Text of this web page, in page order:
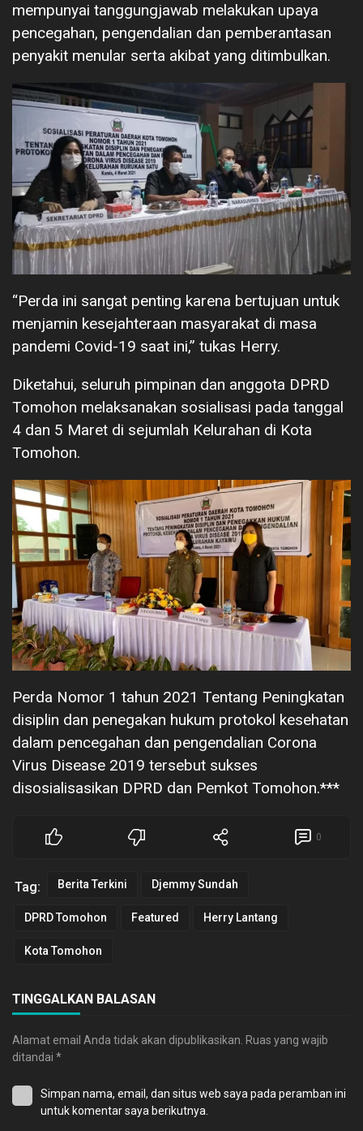
mempunyai tanggungjawab melakukan upaya
pencegahan, pengendalian dan pemberantasan
penyakit menular serta akibat yang ditimbulkan.
“Perda ini sangat penting karena bertujuan untuk
menjamin kesejahteraan masyarakat di masa
pandemi Covid-19 saat ini,” tukas Herry.
Diketahui, seluruh pimpinan dan anggota DPRD
Tomohon melaksanakan sosialisasi pada tanggal
4 dan 5 Maret di sejumlah Kelurahan di Kota
Tomohon.
Perda Nomor 1 tahun 2021 Tentang Peningkatan
disiplin dan penegakan hukum protokol kesehatan
dalam pencegahan dan pengendalian Corona
Virus Disease 2019 tersebut sukses
disosialisasikan DPRD dan Pemkot Tomohon.***
0
Tag: Berita Terkini Djemmy Sundah
DPRD Tomohon Featured Herry Lantang
Kota Tomohon
TINGGALKAN BALASAN
Alamat email Anda tidak akan dipublikasikan. Ruas yang wajib
ditandai *
Simpan nama, email, dan situs web saya pada peramban ini
untuk komentar saya berikutnya.